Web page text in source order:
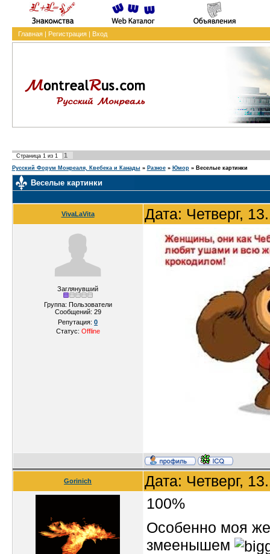
Главная| Регистрация| Вход
Страница 1из 1 1
Русский Форум Монреаля, Квебека и Канады » Разное » Юмор » Веселые картинки
Веселые картинки
VivaLaVita Дата: Четверг,
Заглянувший
Группа: Пользователи
Сообщений: 29
Репутация:0
Статус: Offline
Gorinich Дата: Четверг,
100%
Особенно моя
змеенышем